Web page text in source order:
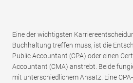
Eine der wichtigsten
Buchhaltung treffen muss, ist die
Public Accountant (CPA) oder einen
Accountant (CMA) anstrebt. Beide
mit unterschiedlichem Ansatz. Eine